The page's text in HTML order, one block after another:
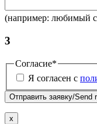
(например: любимый
3
Согласие*
Я согласен с
x